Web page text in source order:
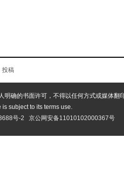
投稿
明确的书面许可，不得以任何方式或媒体翻
is subject to its terms use.
号-2
京公网安备11010102000367号